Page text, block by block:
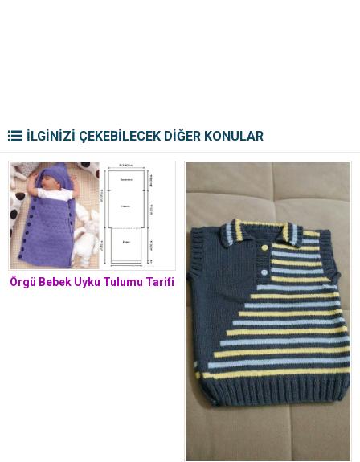
İLGİNİZİ ÇEKEBİLECEK DİĞER KONULAR
Örgü Bebek Uyku Tulumu Tarifi